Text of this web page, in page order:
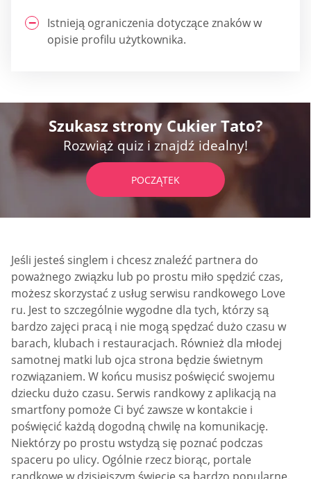
Istnieją ograniczenia dotyczące znaków w
opisie profilu użytkownika.
Szukasz strony Cukier Tato?
Rozwiąż quiz i znajdź idealny!
POCZĄTEK
Jeśli jesteś singlem i chcesz znaleźć partnera do
poważnego związku lub po prostu miło spędzić czas,
możesz skorzystać z usług serwisu randkowego Love
ru. Jest to szczególnie wygodne dla tych, którzy są
bardzo zajęci pracą i nie mogą spędzać dużo czasu w
barach, klubach i restauracjach. Również dla młodej
samotnej matki lub ojca strona będzie świetnym
rozwiązaniem. W końcu musisz poświęcić swojemu
dziecku dużo czasu. Serwis randkowy z aplikacją na
smartfony pomoże Ci być zawsze w kontakcie i
poświęcić każdą dogodną chwilę na komunikację.
Niektórzy po prostu wstydzą się poznać podczas
spaceru po ulicy. Ogólnie rzecz biorąc, portale